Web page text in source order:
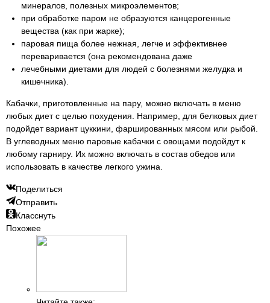
минералов, полезных микроэлементов;
при обработке паром не образуются канцерогенные
вещества (как при жарке);
паровая пища более нежная, легче и эффективнее
переваривается (она рекомендована даже
лечебными диетами для людей с болезнями желудка и
кишечника).
Кабачки, приготовленные на пару, можно включать в меню
любых диет с целью похудения. Например, для белковых диет
подойдет вариант цуккини, фаршированных мясом или рыбой.
В углеводных меню паровые кабачки с овощами подойдут к
любому гарниру. Их можно включать в состав обедов или
использовать в качестве легкого ужина.
Поделиться
Отправить
Класснуть
Похожее